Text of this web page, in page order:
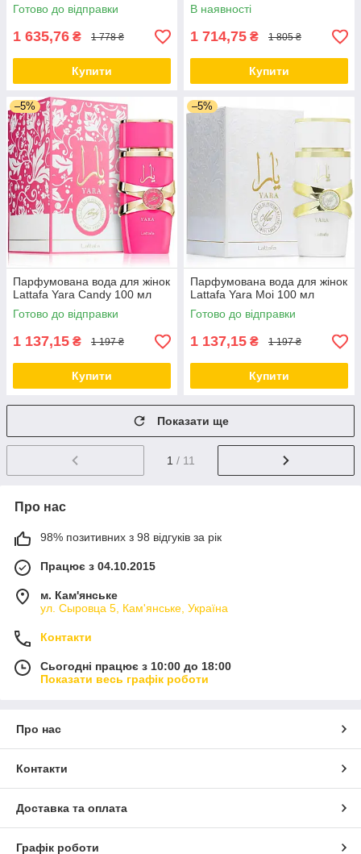
Готово до відправки
1 635,76 ₴ 1 778 ₴
Купити
В наявності
1 714,75 ₴ 1 805 ₴
Купити
–5%
Парфумована вода для жінок
Lattafa Yara Candy 100 мл
Готово до відправки
1 137,15 ₴ 1 197 ₴
Купити
–5%
Парфумована вода для жінок
Lattafa Yara Moi 100 мл
Готово до відправки
1 137,15 ₴ 1 197 ₴
Купити
Показати ще
1 / 11
Про нас
98% позитивних з 98 відгуків за рік
Працює з 04.10.2015
м. Кам'янське
ул. Сыровца 5, Кам'янське, Україна
Контакти
Сьогодні працює з 10:00 до 18:00
Показати весь графік роботи
Про нас
Контакти
Доставка та оплата
Графік роботи